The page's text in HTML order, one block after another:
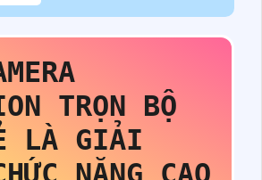
TRỌN BỘ
LÀ GIẢI